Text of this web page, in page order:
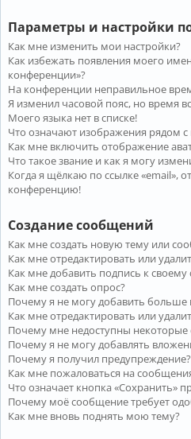
Параметры и настройки
Как мне изменить мои настройки?
Как избежать появления моего
конференции»?
На конференции неправильное
Я изменил часовой пояс, но время
Моего языка нет в списке!
Что означают изображения рядом
Как мне включить отображение
Что такое звание и как я могу
Когда я щёлкаю по ссылке «email»,
конференцию!
Создание сообщений
Как мне создать новую тему или
Как мне отредактировать или
Как мне добавить подпись к
Как мне создать опрос?
Почему я не могу добавить больше
Как мне отредактировать или
Почему мне недоступны
Почему я не могу добавлять
Почему я получил предупреждение?
Как мне пожаловаться на
Что означает кнопка «Сохранить»
Почему моё сообщение требует
Как мне вновь поднять мою тему?